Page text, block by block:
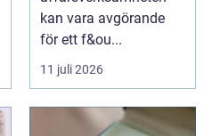
kan vara avgörande
för ett f&ou...
11 juli 2026